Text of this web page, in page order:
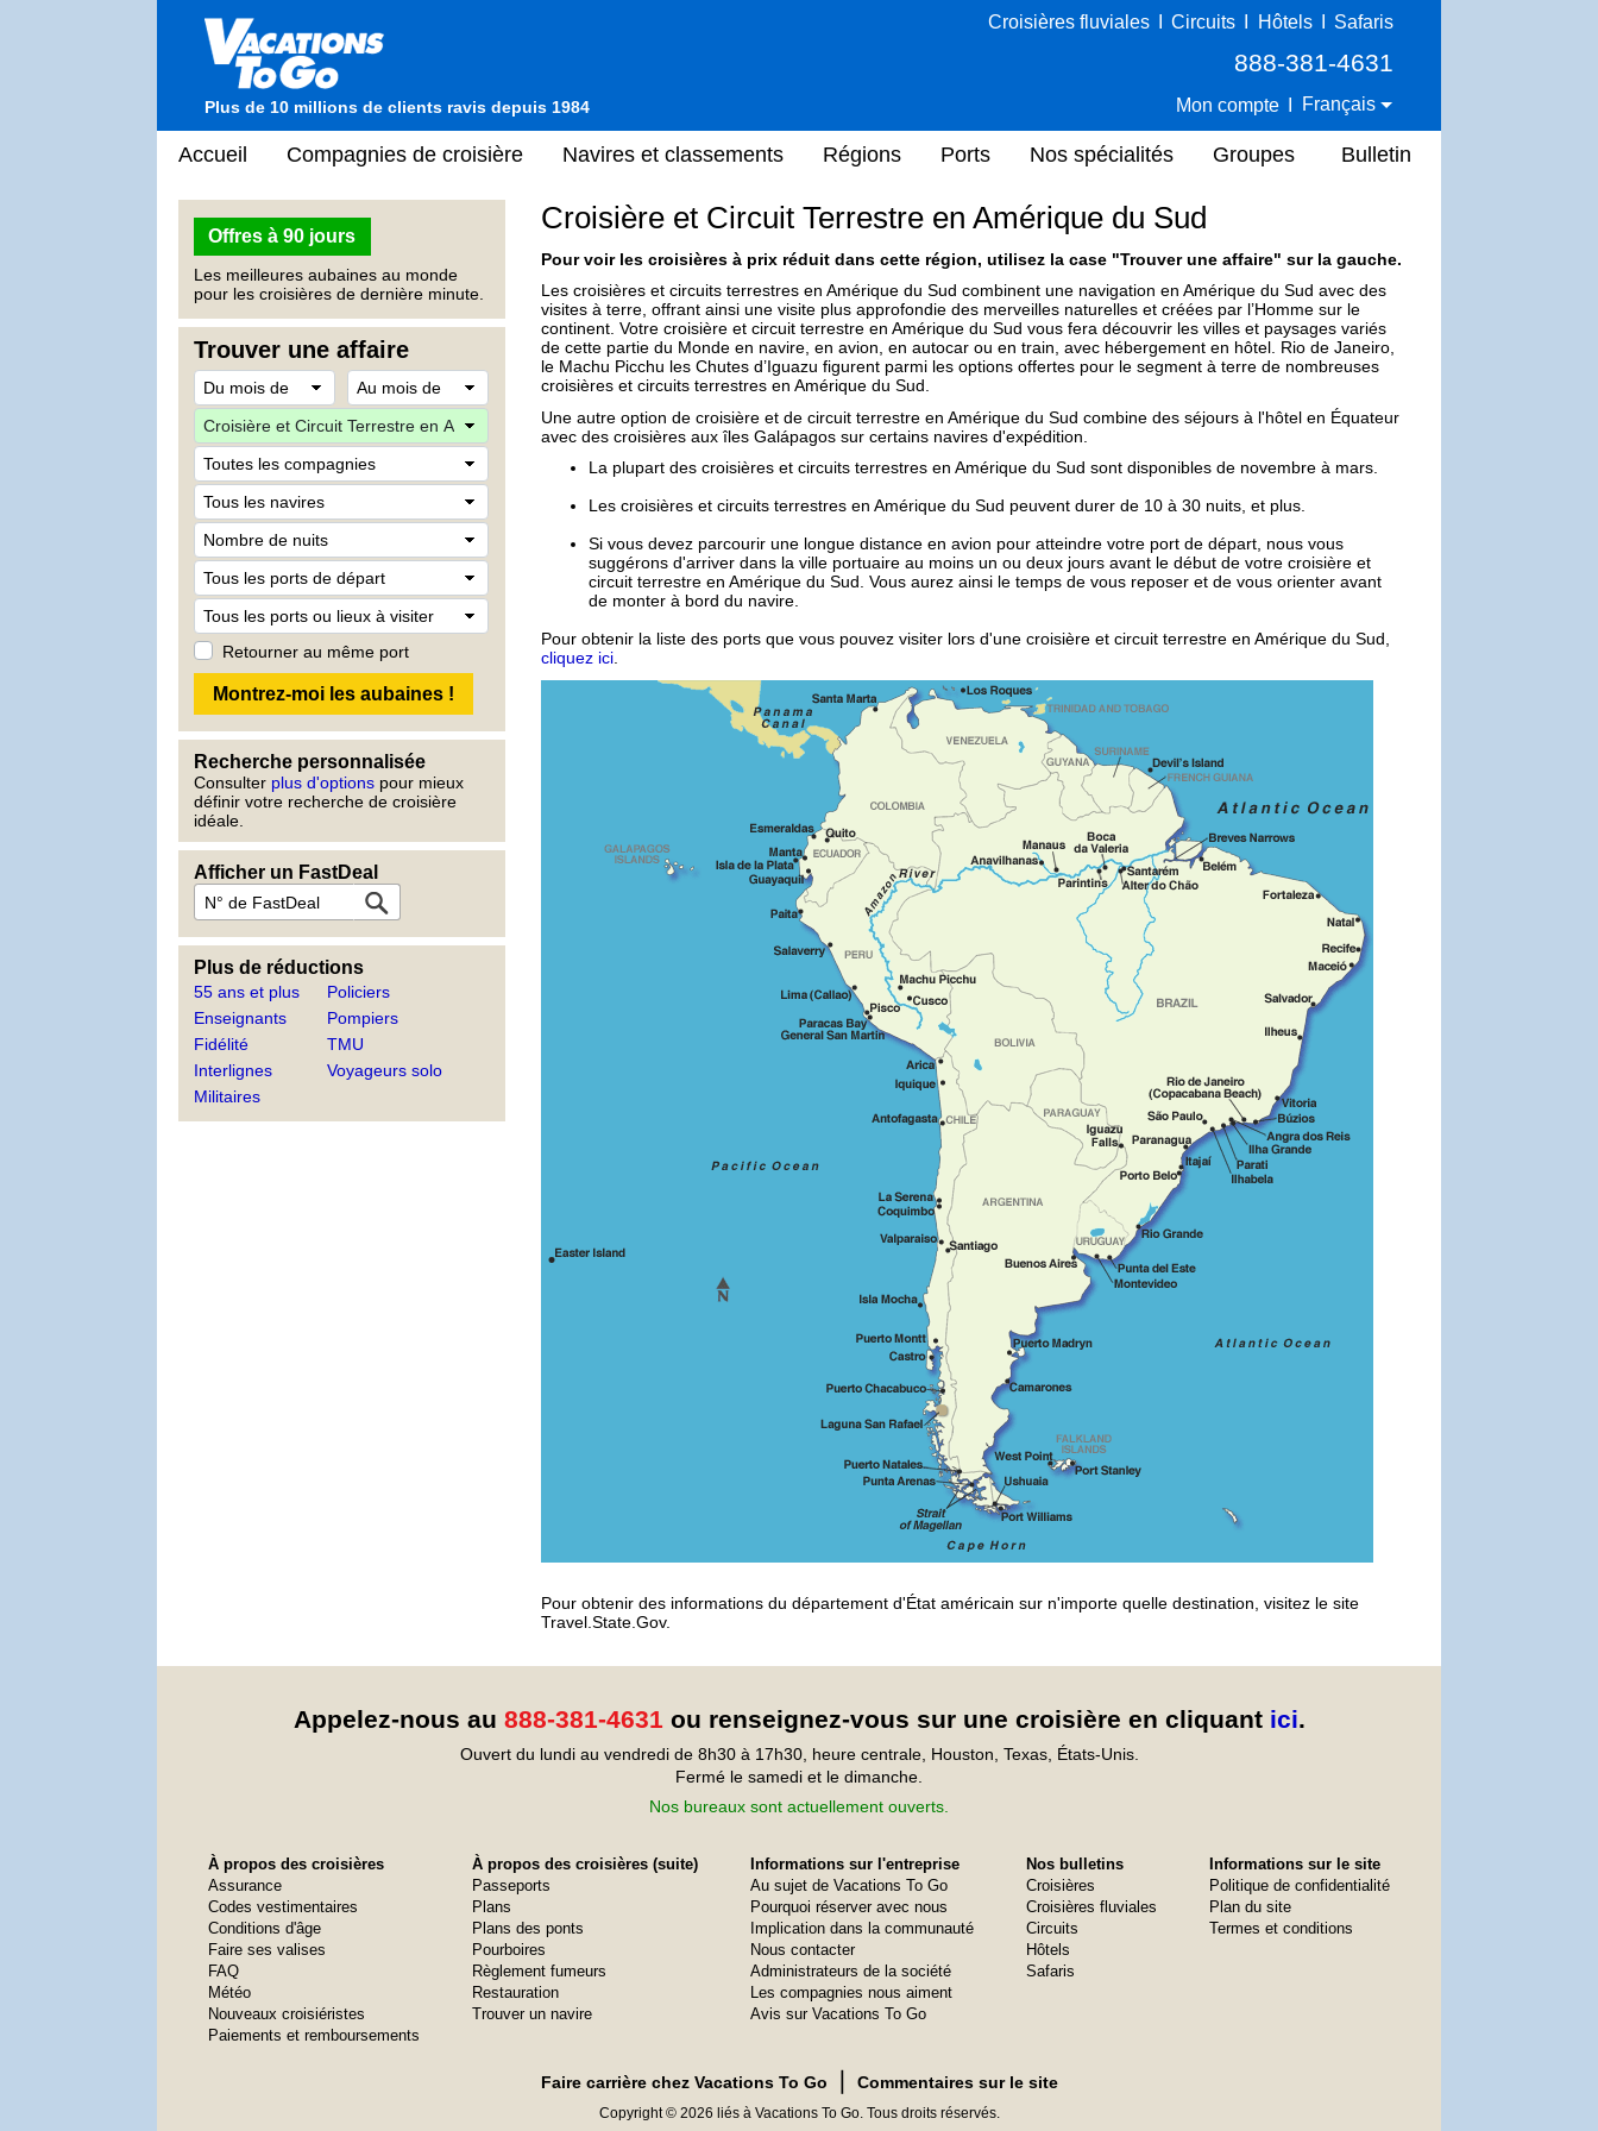
Plus de 10 millions de clients ravis depuis 1984
Croisières fluviales Circuits Hôtels Safaris
888-381-4631
Mon compte Français
Accueil Compagnies de croisière Navires et classements Régions Ports Nos spécialités Groupes Bulletin
Offres à 90 jours
Les meilleures aubaines au monde
pour les croisières de dernière minute.
Trouver une affaire
Retourner au même port
Recherche personnalisée
Consulter plus d'options pour mieux
définir votre recherche de croisière
idéale.
Afficher un FastDeal
Plus de réductions
55 ans et plus
Enseignants
Fidélité
Interlignes
Militaires
Policiers
Pompiers
TMU
Voyageurs solo
Croisière et Circuit Terrestre en Amérique du Sud
Pour voir les croisières à prix réduit dans cette région, utilisez la case "Trouver une affaire" sur la gauche.
Les croisières et circuits terrestres en Amérique du Sud combinent une navigation en Amérique du Sud avec des
visites à terre, offrant ainsi une visite plus approfondie des merveilles naturelles et créées par l’Homme sur le
continent. Votre croisière et circuit terrestre en Amérique du Sud vous fera découvrir les villes et paysages variés
de cette partie du Monde en navire, en avion, en autocar ou en train, avec hébergement en hôtel. Rio de Janeiro,
le Machu Picchu les Chutes d’Iguazu figurent parmi les options offertes pour le segment à terre de nombreuses
croisières et circuits terrestres en Amérique du Sud.
Une autre option de croisière et de circuit terrestre en Amérique du Sud combine des séjours à l'hôtel en Équateur
avec des croisières aux îles Galápagos sur certains navires d'expédition.
La plupart des croisières et circuits terrestres en Amérique du Sud sont disponibles de novembre à mars.
Les croisières et circuits terrestres en Amérique du Sud peuvent durer de 10 à 30 nuits, et plus.
Si vous devez parcourir une longue distance en avion pour atteindre votre port de départ, nous vous
suggérons d'arriver dans la ville portuaire au moins un ou deux jours avant le début de votre croisière et
circuit terrestre en Amérique du Sud. Vous aurez ainsi le temps de vous reposer et de vous orienter avant
de monter à bord du navire.
Pour obtenir la liste des ports que vous pouvez visiter lors d'une croisière et circuit terrestre en Amérique du Sud,
cliquez ici
Pour obtenir des informations du département d'État américain sur n'importe quelle destination, visitez le site
Travel.State.Gov.
Appelez-nous au 888-381-4631 ou renseignez-vous sur une croisière en cliquant ici.
Ouvert du lundi au vendredi de 8h30 à 17h30, heure centrale, Houston, Texas, États-Unis.
Fermé le samedi et le dimanche.
Nos bureaux sont actuellement ouverts.
À propos des croisières
Assurance
Codes vestimentaires
Conditions d'âge
Faire ses valises
FAQ
Météo
Nouveaux croisiéristes
Paiements et remboursements
À propos des croisières (suite)
Passeports
Plans
Plans des ponts
Pourboires
Règlement fumeurs
Restauration
Trouver un navire
Informations sur l'entreprise
Au sujet de Vacations To Go
Pourquoi réserver avec nous
Implication dans la communauté
Nous contacter
Administrateurs de la société
Les compagnies nous aiment
Avis sur Vacations To Go
Nos bulletins
Croisières
Croisières fluviales
Circuits
Hôtels
Safaris
Informations sur le site
Politique de confidentialité
Plan du site
Termes et conditions
Faire carrière chez Vacations To Go Commentaires sur le site
Copyright © 2026 liés à Vacations To Go. Tous droits réservés.